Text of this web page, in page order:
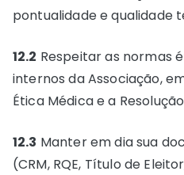
pontualidade e qualidade
12.2 Respeitar as normas
internos da Associação,
Ética Médica e a
12.3 Manter em dia sua
(CRM, RQE, Título de